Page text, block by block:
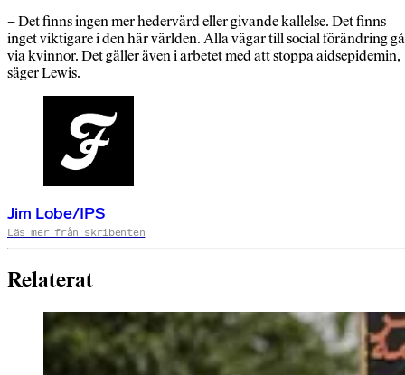
– Det finns ingen mer hedervärd eller givande kallelse. Det finns
inget viktigare i den här världen. Alla vägar till social förändring
via kvinnor. Det gäller även i arbetet med att stoppa aidsepidemin,
säger Lewis.
Jim Lobe/IPS
Läs mer från skribenten
Relaterat